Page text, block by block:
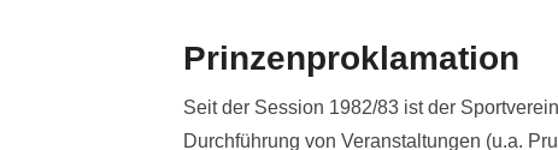
Prinzenproklamation
Seit der Session 1982/83 ist der
Durchführung von Veranstaltungen (u.a.